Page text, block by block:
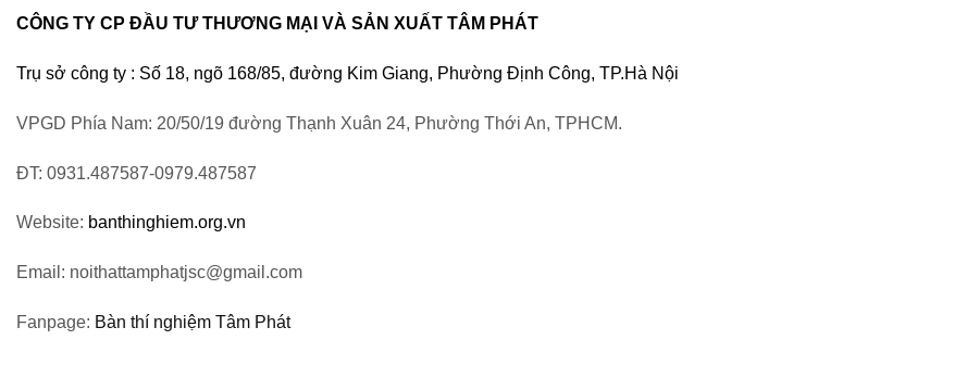
CÔNG TY CP ĐẦU TƯ THƯƠNG MẠI VÀ SẢN XUẤT TÂM PHÁT
Trụ sở công ty : Số 18, ngõ 168/85, đường Kim Giang, Phường Định Công, TP.Hà Nội
VPGD Phía Nam: 20/50/19 đường Thạnh Xuân 24, Phường Thới An, TPHCM.
ĐT: 0931.487587-0979.487587
Website: banthinghiem.org.vn
Email: noithattamphatjsc@gmail.com
Fanpage: Bàn thí nghiệm Tâm Phát